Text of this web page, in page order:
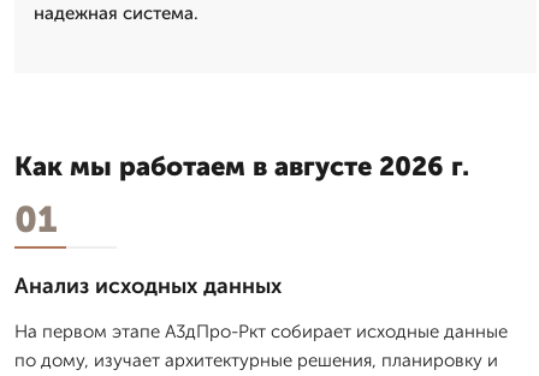
надежная система.
Как мы работаем в августе 2026 г.
01
Анализ исходных данных
На первом этапе А3дПро-Ркт собирает исходные данные
по дому, изучает архитектурные решения, планировку и